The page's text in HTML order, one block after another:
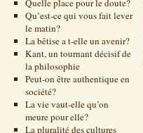
Quelle place pour le doute?
Qu’est-ce qui vous fait lever
le matin?
La bêtise a t-elle un avenir?
Kant, un tournant décisif de
la philosophie
Peut-on être authentique en
société?
La vie vaut-elle qu’on
meure pour elle?
La pluralité des cultures